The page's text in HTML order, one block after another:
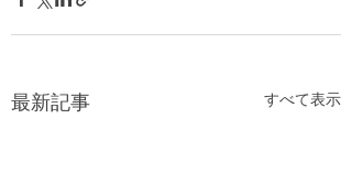
最新記事 すべて表示